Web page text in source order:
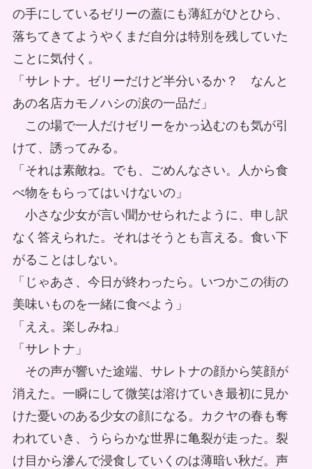
の手にしているゼリーの蓋にも薄紅がひとひら、
落ちてきてようやくまだ自分は特別を残していた
ことに気付く。
「サレトナ。ゼリーだけど半分いるか？ なんと
あの名店カモノハシの涙の一品だ」
この場で一人だけゼリーをかっ込むのも気が引
けて、誘ってみる。
「それは素敵ね。でも、ごめんなさい。人から食
べ物をもらってはいけないの」
小さな少女が言い聞かせられたように、申し訳
なく答えられた。それはそうとも言える。食い下
がることはしない。
「じゃあさ、今日が終わったら。いつかこの街の
美味いものを一緒に食べよう」
「ええ。楽しみね」
「サレトナ」
その声が響いた途端、サレトナの顔から笑顔が
消えた。一瞬にして微笑は溶けていき最初に見か
けた憂いのある少女の顔になる。カクヤの春も奪
われていき、うららかな世界に亀裂が走った。裂
け目から滲んで浸食していくのは薄暗い秋だ。声